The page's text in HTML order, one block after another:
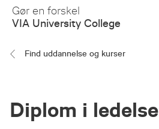
Skip
Main
Gør en forskel
VIA University College
Find uddannelse og kurser
Diplom i ledelse